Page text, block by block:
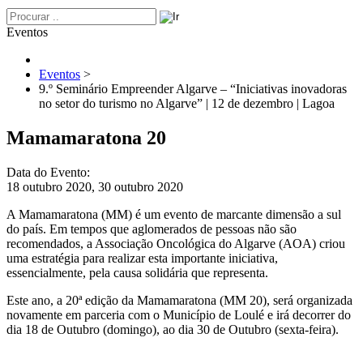
Eventos
Eventos >
9.º Seminário Empreender Algarve – “Iniciativas inovadoras
no setor do turismo no Algarve” | 12 de dezembro | Lagoa
Mamamaratona 20
Data do Evento:
18 outubro 2020, 30 outubro 2020
A Mamamaratona (MM) é um evento de marcante dimensão a sul
do país. Em tempos que aglomerados de pessoas não são
recomendados, a Associação Oncológica do Algarve (AOA) criou
uma estratégia para realizar esta importante iniciativa,
essencialmente, pela causa solidária que representa.
Este ano, a 20ª edição da Mamamaratona (MM 20), será organizada
novamente em parceria com o Município de Loulé e irá decorrer do
dia 18 de Outubro (domingo), ao dia 30 de Outubro (sexta-feira).